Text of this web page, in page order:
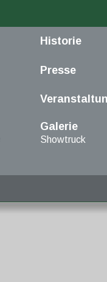
Historie
Presse
Galerie
Showtruck